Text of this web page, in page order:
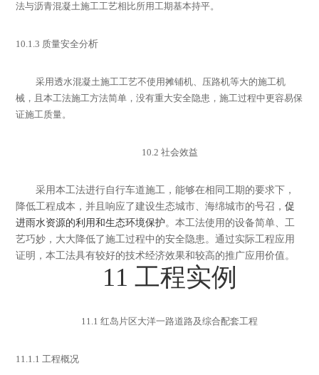
法与沥青混凝土施工工艺相比所用工期基本持平。
10.1.3 质量安全分析
采用透水混凝土施工工艺不使用摊铺机、压路机等大的施工机
械，且本工法施工方法简单，没有重大安全隐患，施工过程中更容易保
证施工质量。
10.2 社会效益
采用本工法进行自行车道施工，能够在相同工期的要求下，
降低工程成本，并且响应了建设生态城市、海绵城市的号召 ，促
进雨水资源的利用和生态环境保护。本工法使用的设备简单、工
艺巧妙，大大降低了施工过程中的安全隐患。通过实际工程应用
证明，本工法具有较好的技术经济效果和较高的推广应用价值。
11 工程实例
11.1红岛片区大洋一路道路及综合配套工程
11.1.1工程概况